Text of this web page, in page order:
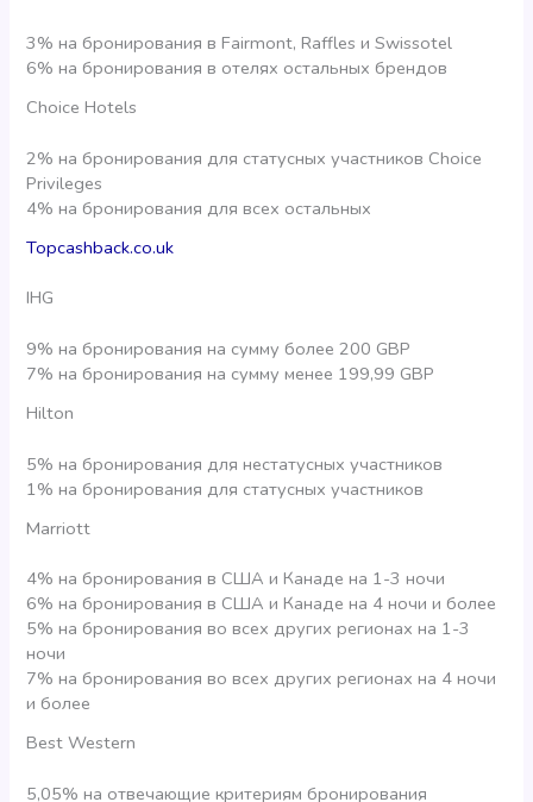
3% на бронирования в Fairmont, Raffles и Swissotel
6% на бронирования в отелях остальных брендов
Choice Hotels
2% на бронирования для статусных участников Choice
Privileges
4% на бронирования для всех остальных
Topcashback.co.uk
IHG
9% на бронирования на сумму более 200 GBP
7% на бронирования на сумму менее 199,99 GBP
Hilton
5% на бронирования для нестатусных участников
1% на бронирования для статусных участников
Marriott
4% на бронирования в США и Канаде на 1-3 ночи
6% на бронирования в США и Канаде на 4 ночи и более
5% на бронирования во всех других регионах на 1-3
ночи
7% на бронирования во всех других регионах на 4 ночи
и более
Best Western
5,05% на отвечающие критериям бронирования